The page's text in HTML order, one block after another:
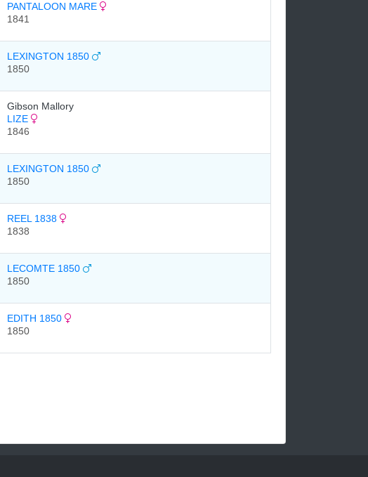
PANTALOON MARE
1841
LEXINGTON 1850
1850
Gibson Mallory
LIZE
1846
LEXINGTON 1850
1850
REEL 1838
1838
LECOMTE 1850
1850
EDITH 1850
1850